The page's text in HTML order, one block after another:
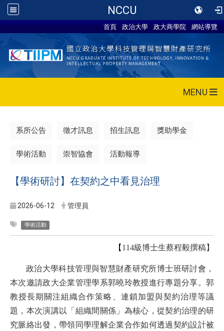
NCCU
首頁 政治大學 政大商學院 網站導覽
MENU
系所公告 徵才訊息 招生訊息 獎助學金
學術活動 崇智協會 活動報導
【學術研討】在契約之中看見治理
2026-06-12 管理員
學術活動
【 114級博士生蔡程毅撰稿】
政治大學科技管理與智慧財產研究所博士班研討會，
本次邀請政大企業管理學系郭曉玲教授進行專題分享。郭
教授長期關注組織合作策略、連鎖加盟與契約治理等議
題，本次演講以「組織間關係」為核心，從契約治理的研
究脈絡出發，帶領同學理解企業合作如何透過契約設計被